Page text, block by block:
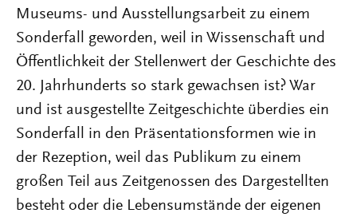
Museums- und Ausstellungsarbeit zu einem
Sonderfall geworden, weil in Wissenschaft und
Öffentlichkeit der Stellenwert der Geschichte des
20. Jahrhunderts so stark gewachsen ist? War
und ist ausgestellte Zeitgeschichte überdies ein
Sonderfall in den Präsentationsformen wie in
der Rezeption, weil das Publikum zu einem
großen Teil aus Zeitgenossen des Dargestellten
besteht oder die Lebensumstände der eigenen